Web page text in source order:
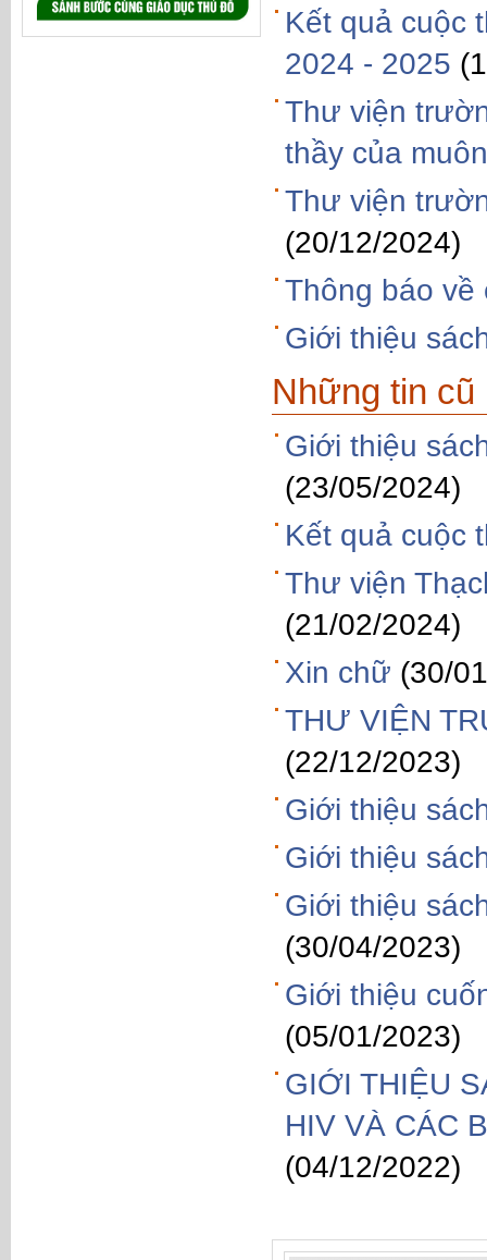
Kết quả cuộc
2024 - 2025
Thư viện
thầy của
Thư viện
(20/12/2024)
Thông báo về
Giới thiệu
Những tin cũ
Giới thiệu
(23/05/2024)
Kết quả cuộc
Thư viện
(21/02/2024)
Xin chữ (30/
THƯ VIỆN
(22/12/2023)
Giới thiệu
Giới thiệu
Giới thiệu
(30/04/2023)
Giới thiệu
(05/01/2023)
GIỚI THIỆU
HIV VÀ CÁC
(04/12/2022)